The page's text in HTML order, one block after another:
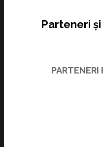
Parteneri
PARTENERI